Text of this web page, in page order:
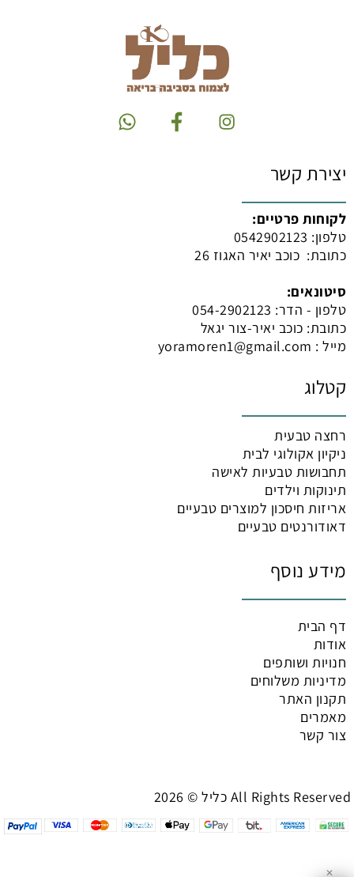
יצירת קשר
לקוחות פרטיים:
טלפון:
0542902123
כתובת: כוכב יאיר האגוז 26
סיטונאים:
טלפון - הדר: 054-2902123
כתובת: כוכב יאיר-צור יגאל
מייל : yoramoren1@gmail.com
קטלוג
רחצה טבעית
ניקיון אקולוגי לבית
תחבושות טבעיות לאישה
תינוקות וילדים
אריזות חיסכון למוצרים טבעיים
דאודורנטים טבעיים
מידע נוסף
דף הבית
אודות
חנויות ושותפים
מדיניות משלוחים
תקנון האתר
מאמרים
צור קשר
כליל © 2026 All Rights Reserved
✕